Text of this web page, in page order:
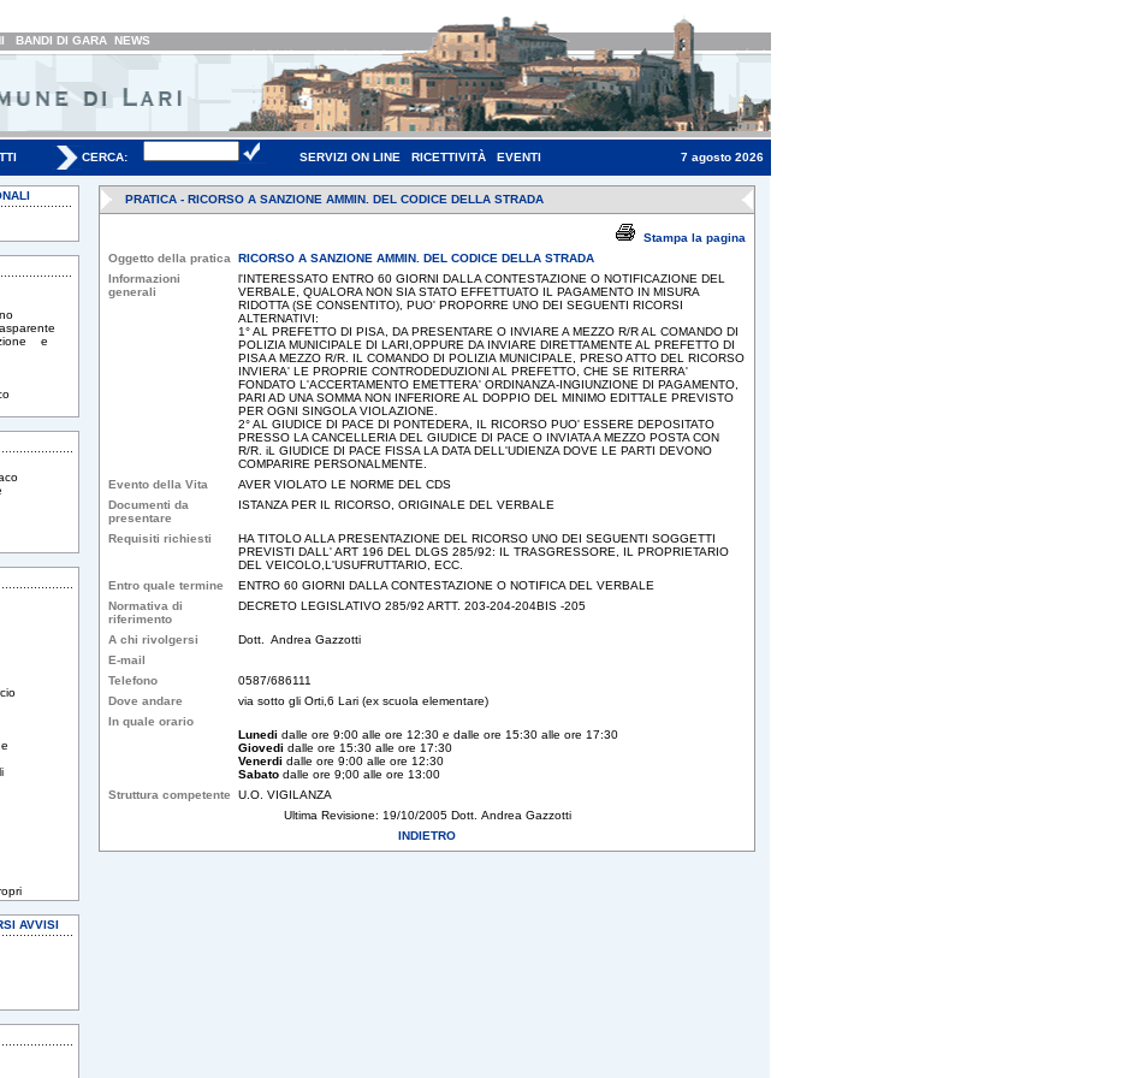
BANDI DI GARA NEWS
CERCA: SERVIZI ON LINE RICETTIVITÀ EVENTI 7 agosto 2026
e
AVVISI
PRATICA - RICORSO A SANZIONE AMMIN. DEL CODICE DELLA STRADA
Stampa la pagina
Oggetto della pratica
RICORSO A SANZIONE AMMIN. DEL CODICE DELLA STRADA
Informazioni
generali
l'INTERESSATO ENTRO 60 GIORNI DALLA CONTESTAZIONE O NOTIFICAZIONE DEL
VERBALE, QUALORA NON SIA STATO EFFETTUATO IL PAGAMENTO IN MISURA
RIDOTTA (SE CONSENTITO), PUO' PROPORRE UNO DEI SEGUENTI RICORSI
ALTERNATIVI:
1° AL PREFETTO DI PISA, DA PRESENTARE O INVIARE A MEZZO R/R AL COMANDO DI
POLIZIA MUNICIPALE DI LARI,OPPURE DA INVIARE DIRETTAMENTE AL PREFETTO DI
PISA A MEZZO R/R. IL COMANDO DI POLIZIA MUNICIPALE, PRESO ATTO DEL RICORSO
INVIERA' LE PROPRIE CONTRODEDUZIONI AL PREFETTO, CHE SE RITERRA'
FONDATO L'ACCERTAMENTO EMETTERA' ORDINANZA-INGIUNZIONE DI PAGAMENTO,
PARI AD UNA SOMMA NON INFERIORE AL DOPPIO DEL MINIMO EDITTALE PREVISTO
PER OGNI SINGOLA VIOLAZIONE.
2° AL GIUDICE DI PACE DI PONTEDERA, IL RICORSO PUO' ESSERE DEPOSITATO
PRESSO LA CANCELLERIA DEL GIUDICE DI PACE O INVIATA A MEZZO POSTA CON
R/R. iL GIUDICE DI PACE FISSA LA DATA DELL'UDIENZA DOVE LE PARTI DEVONO
COMPARIRE PERSONALMENTE.
Evento della Vita
AVER VIOLATO LE NORME DEL CDS
Documenti da
presentare
ISTANZA PER IL RICORSO, ORIGINALE DEL VERBALE
Requisiti richiesti
HA TITOLO ALLA PRESENTAZIONE DEL RICORSO UNO DEI SEGUENTI SOGGETTI
PREVISTI DALL' ART 196 DEL DLGS 285/92: IL TRASGRESSORE, IL PROPRIETARIO
DEL VEICOLO,L'USUFRUTTARIO, ECC.
Entro quale termine
ENTRO 60 GIORNI DALLA CONTESTAZIONE O NOTIFICA DEL VERBALE
Normativa di
riferimento
DECRETO LEGISLATIVO 285/92 ARTT. 203-204-204BIS -205
A chi rivolgersi
Dott. Andrea Gazzotti
E-mail
Telefono
0587/686111
Dove andare
via sotto gli Orti,6 Lari (ex scuola elementare)
In quale orario
Lunedi dalle ore 9:00 alle ore 12:30 e dalle ore 15:30 alle ore 17:30
Giovedi dalle ore 15:30 alle ore 17:30
Venerdi dalle ore 9:00 alle ore 12:30
Sabato dalle ore 9;00 alle ore 13:00
Struttura competente
U.O. VIGILANZA
Ultima Revisione: 19/10/2005 Dott. Andrea Gazzotti
INDIETRO